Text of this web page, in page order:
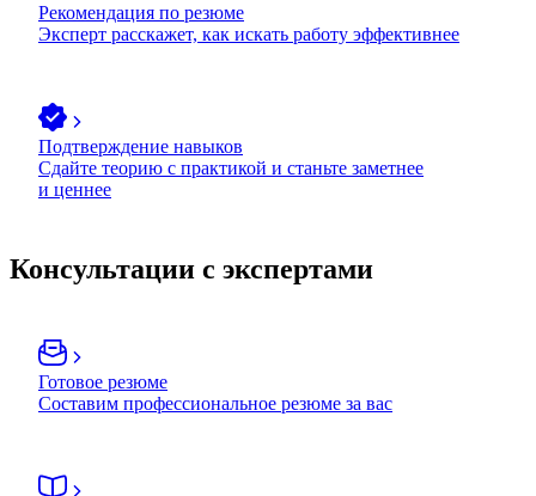
Рекомендация по резюме
Эксперт расскажет, как искать работу эффективнее
Подтверждение навыков
Сдайте теорию с практикой и станьте заметнее
и ценнее
Консультации с экспертами
Готовое резюме
Составим профессиональное резюме за вас